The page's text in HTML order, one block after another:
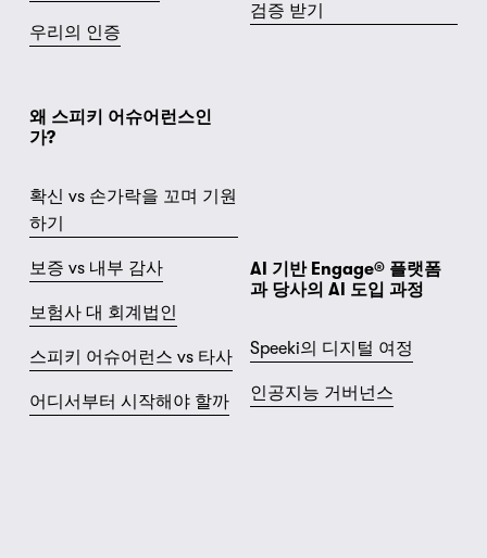
검증 받기
우리의 인증
왜 스피키 어슈어런스인
가?
확신 vs 손가락을 꼬며 기원
하기
보증 vs 내부 감사
보험사 대 회계법인
스피키 어슈어런스 vs 타사
어디서부터 시작해야 할까
AI 기반 Engage® 플랫폼
과 당사의 AI 도입 과정
Speeki의 디지털 여정
인공지능 거버넌스